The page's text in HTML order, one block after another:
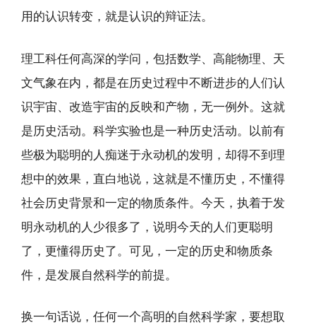
用的认识转变，就是认识的辩证法。
理工科任何高深的学问，包括数学、高能物理、天
文气象在内，都是在历史过程中不断进步的人们认
识宇宙、改造宇宙的反映和产物，无一例外。这就
是历史活动。科学实验也是一种历史活动。以前有
些极为聪明的人痴迷于永动机的发明，却得不到理
想中的效果，直白地说，这就是不懂历史，不懂得
社会历史背景和一定的物质条件。今天，执着于发
明永动机的人少很多了，说明今天的人们更聪明
了，更懂得历史了。可见，一定的历史和物质条
件，是发展自然科学的前提。
换一句话说，任何一个高明的自然科学家，要想取